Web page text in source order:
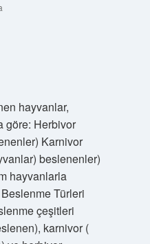
hayvanlar,
göre: Herbivor
Karnivor
beslenenler)
hayvanlarla
Türleri
çeşitleri
karnivor (